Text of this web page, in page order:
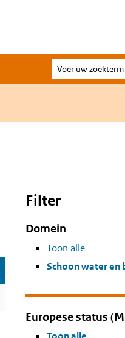
Voer
uw
Filter
Domein
Toon alle
Schoon water en
Europese status